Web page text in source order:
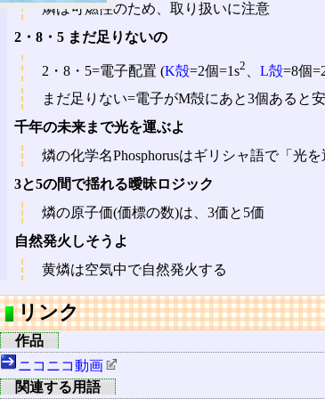
燐は可燃性のため、取り扱いに注意
2・8・5 まだ足りないの
2・8・5=電子配置 (K殻=2個=1s2 L殻=8個
まだ足りない=電子がM殻にあと3個あると
千年の未来まで光を運ぶよ
燐の化学名Phosphorusはギリシャ語で「光
3と5の間で揺れる曖昧ロジック
燐の原子価(価標の数)は、3価と5価
自然発火しそうよ
黄燐は空気中で自然発火する
リンク
作品
ニコニコ動画
関連する用語